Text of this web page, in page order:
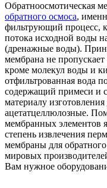
Обратноосмотическая
обратного осмоса,
фильтрующий процесс,
потока исходной воды
(дренажные воды).
мембрана не пропускает
кроме молекул воды и
отфильтрованная вода
содержащий примеси и
материалу
ацетатцеллюлозные.
мембранных элементов
степень извлечения
мембраны для
мировых
Вам нужное